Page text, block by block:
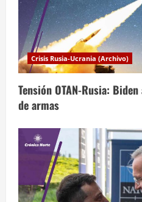
a
d
a
s
Crisis Rusia-Ucrania (Archivo)
Tensión OTAN-Rusia:
de armas